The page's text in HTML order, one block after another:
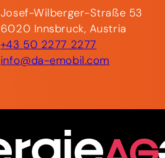
Josef-Wilberger-Straße 53
6020 Innsbruck, Austria
+43 50 2277 2277
info@da-emobil.com